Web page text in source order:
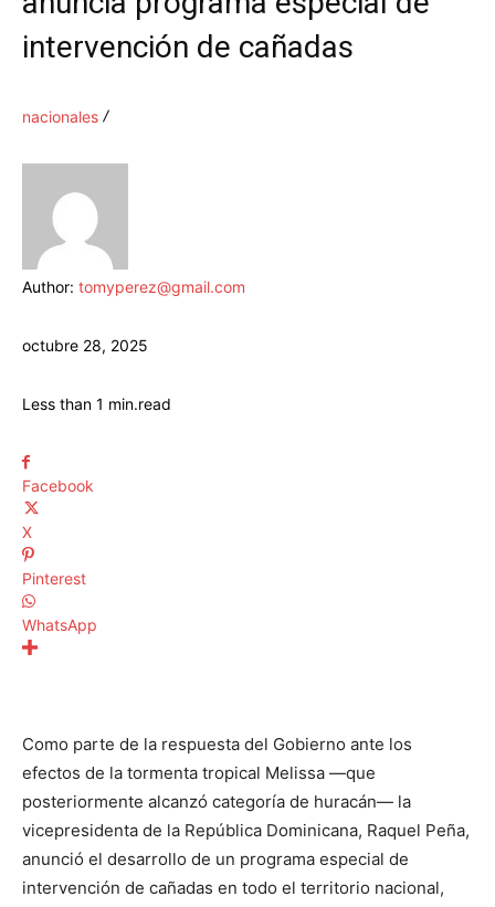
intervención de cañadas
nacionales
Author: tomyperez@gmail.com
octubre 28, 2025
Less than 1 min.read
Facebook
X
Pinterest
WhatsApp
Como parte de la respuesta del Gobierno ante los
efectos de la tormenta tropical Melissa —que
posteriormente alcanzó categoría de huracán— la
vicepresidenta de la República Dominicana, Raquel Peña,
anunció el desarrollo de un programa especial de
intervención de cañadas en todo el territorio nacional,